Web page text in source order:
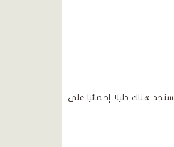
هناك دليلا إحصائيا على